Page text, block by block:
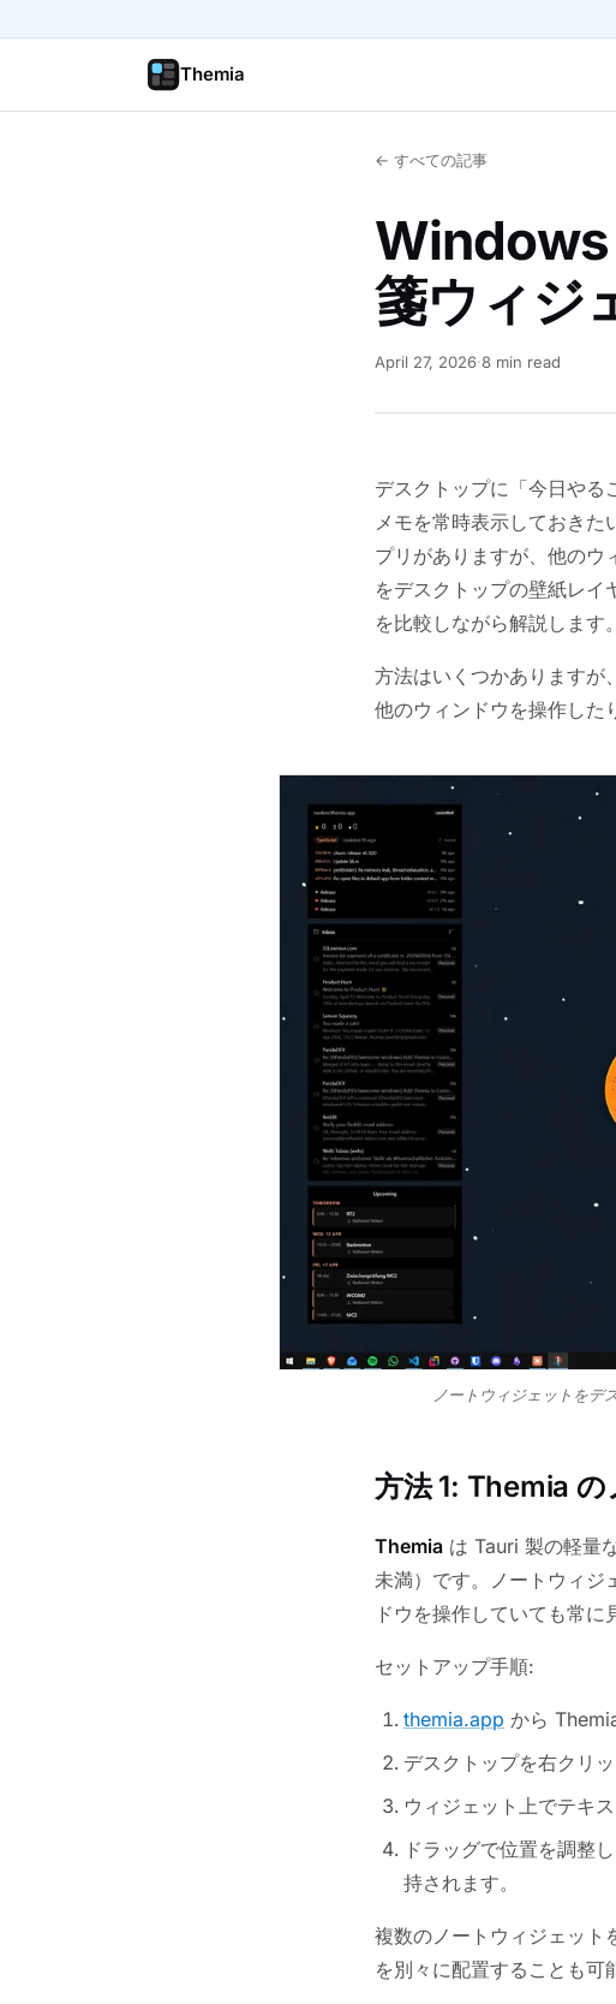
Themia
← すべての記事
Windows
箋ウィジ
April 27, 2026·8 min read
デスクトップに「今日やる
メモを常時表示しておき
プリがありますが、他のウ
をデスクトップの壁紙レ
を比較しながら解説します。
方法はいくつかありますが
他のウィンドウを操作した
ノートウィジェットをデ
方法 1: Themia の
Themia は Tauri 製の軽量
未満）です。ノートウィジ
ドウを操作していても常に
セットアップ手順:
themia.app から
デスクトップを右クリ
ウィジェット上でテキ
ドラッグで位置を調整
持されます。
複数のノートウィジェット
を別々に配置することも可